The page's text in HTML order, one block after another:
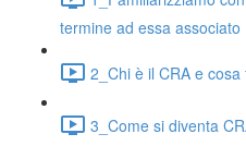
termine ad essa associato
2_Chi è il CRA e
3_Come si diventa